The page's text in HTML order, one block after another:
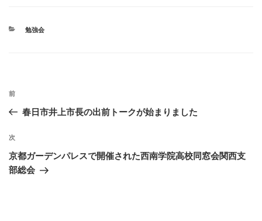
e
カ
勉強会
投
ビ
ゲ
ー
過
去
投
稿
前
春日市井上市長の出前トークが始まりました
次
の
投
次
京都ガーデンパレスで開催された西南学院高校同窓会関西支
部総会